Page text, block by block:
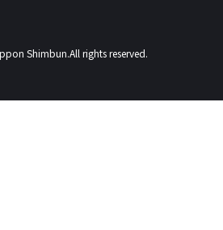
Shimbun.All rights reserved.